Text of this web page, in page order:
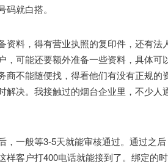
就白搭。
料，得有营业执照的复印件，还有法
，可能还要额外准备一些资料，具体
商不能随便找，得看他们有没有正规
解决。我接触过的烟台企业里，不少
一般等3-5天就能审核通过。通过之后
样客户打400电话就能接到了。绑定的